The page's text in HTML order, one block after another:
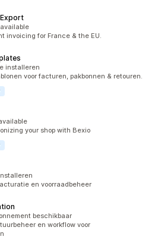
invoicing for France & the EU.
installeren
voor facturen, pakbonnen & retouren.
your shop with Bexio
en voorraadbeheer
beschikbaar
en workflow voor